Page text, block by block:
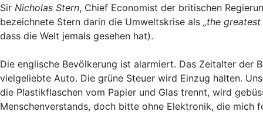
Sir Nicholas Stern, Chief Economist der britischen
bezeichnete Stern darin die Umweltskrise als „the
dass die Welt jemals gesehen hat).
Die englische Bevölkerung ist alarmiert. Das Zeitalter
vielgeliebte Auto. Die grüne Steuer wird Einzug halten.
die Plastikflaschen vom Papier und Glas trennt, wird
Menschenverstands, doch bitte ohne Elektronik, die mich